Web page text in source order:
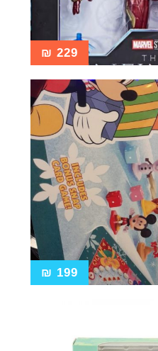
229
₪
199
₪